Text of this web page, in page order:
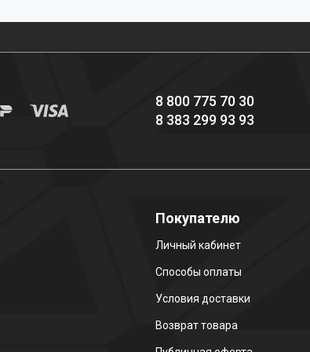
8 800 775 70 30
8 383 299 93 93
Покупателю
Личный кабинет
Способы оплаты
Условия доставки
Возврат товара